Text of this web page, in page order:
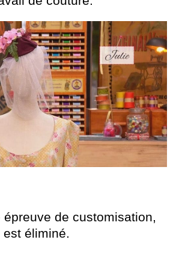
épreuve de customisation,
est éliminé.